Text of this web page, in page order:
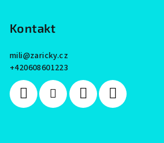
Kontakt
mili@zaricky.cz
+420608601223